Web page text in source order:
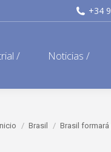
+34
/ Noticias /
aquí:Brasil Brasil